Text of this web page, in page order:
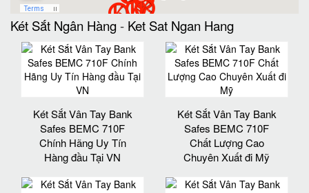
Két Sắt Ngân Hàng- Ket Sat Ngan Hang
Két Sắt Vân Tay Bank
Safes BEMC 710F
Chính Hãng Uy Tín
Hàng đầu Tại VN
Két Sắt Vân Tay Bank
Safes BEMC 710F
Chất Lượng Cao
Chuyên Xuất đi Mỹ